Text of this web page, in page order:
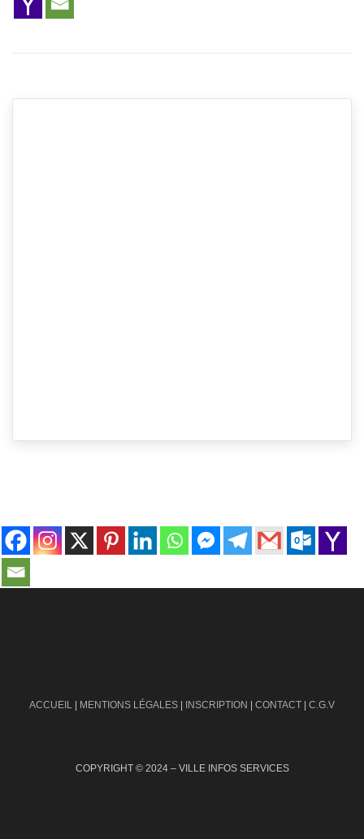
ACCUEIL | MENTIONS LÉGALES | INSCRIPTION | CONTACT | C.G.V
COPYRIGHT © 2024 – VILLE INFOS SERVICES